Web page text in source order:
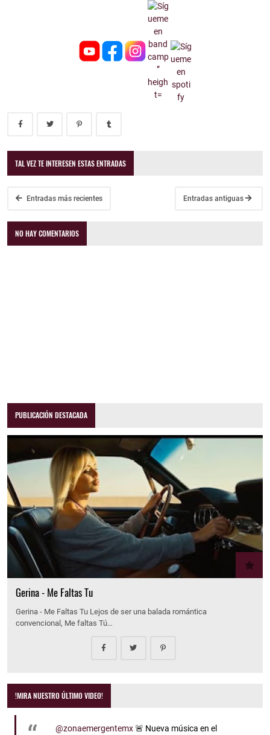
TAL VEZ TE INTERESEN ESTAS ENTRADAS
Entradas más recientes Entradas antiguas
NO HAY COMENTARIOS
PUBLICACIÓN DESTACADA
Gerina - Me Faltas Tu
Gerina - Me Faltas Tu Lejos de ser una balada romántica
convencional, Me faltas Tú…
!MIRA NUESTRO ÚLTIMO VIDEO!
@zonaemergentemx🚨 Nueva música en el